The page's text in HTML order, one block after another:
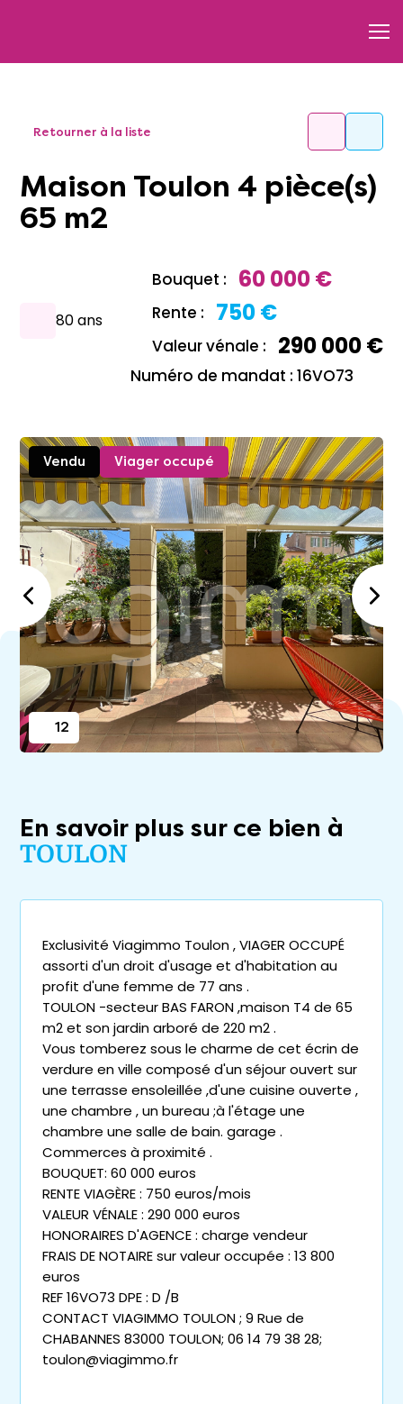
Retourner à la liste
Maison Toulon 4 pièce(s)
65 m2
80 ans
Bouquet : 60 000 €
Rente : 750 €
Valeur vénale : 290 000 €
Numéro de mandat : 16VO73
Vendu Viager occupé
12
En savoir plus sur ce bien à
TOULON
Exclusivité Viagimmo Toulon , VIAGER OCCUPÉ
assorti d'un droit d'usage et d'habitation au
profit d'une femme de 77 ans .
TOULON -secteur BAS FARON ,maison T4 de 65
m2 et son jardin arboré de 220 m2 .
Vous tomberez sous le charme de cet écrin de
verdure en ville composé d'un séjour ouvert sur
une terrasse ensoleillée ,d'une cuisine ouverte ,
une chambre , un bureau ;à l'étage une
chambre une salle de bain. garage .
Commerces à proximité .
BOUQUET: 60 000 euros
RENTE VIAGÈRE : 750 euros/mois
VALEUR VÉNALE : 290 000 euros
HONORAIRES D'AGENCE : charge vendeur
FRAIS DE NOTAIRE sur valeur occupée : 13 800
euros
REF 16VO73 DPE : D /B
CONTACT VIAGIMMO TOULON ; 9 Rue de
CHABANNES 83000 TOULON; 06 14 79 38 28;
toulon@viagimmo.fr